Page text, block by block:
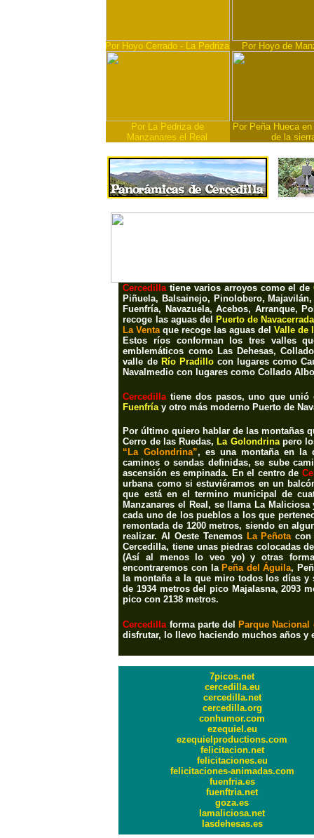
Por Hoyo Cerrado - La Pedriza Por Hoyo de
Por La Pedriza de
Manzanares el Real
Por Peña Hueca
de la
Cercedillatiene varios arroyos como el de
Piñuela, Balsainejo, Pinolobero,
Fuenfría, Navazuela, Acebos, Arranque,
recoge las aguas del
Puerto de Navacerrada
La Ventaque recoge las aguas delValle de
Estos ríos conforman los tres valles
emblemáticos como Las Dehesas,
valle de Río Pradillocon lugares como
Navalmedio con lugares comoCollado
Cercedillatiene dos pasos, uno que unió
Fuenfríay otro más moderno Puerto de
Por último quiero hablar de las montañas
Cerro de las Ruedas, La Golondrinapero
“La Golondrina”, es una montaña en la
caminos o sendas definidas, se sube
ascensión es empinada. En el centro de
urbana como si estuviéramos en un
que está en el termino municipal de
Manzanares el Real, se llama La
cada uno de los pueblos a los que
remontada de 1200 metros, siendo en
realizar. Al Oeste Tenemos La Peñotacon
Cercedilla, tiene unas piedras colocadas
(Así al menos lo veo yo) y otras
encontraremos con la Peña del Águila,
la montaña a la que miro todos los días
de 1934 metros del pico Majalasna, 2093
pico con 2138 metros.
Cercedillaforma parte del
Parque
disfrutar, lo llevo haciendo muchos años y
7picos.net
cercedilla.eu
cercedilla.net
cercedilla.org
conhumor.com
ezequiel.eu
ezequielproductions.com
felicitacion.net
felicitaciones.eu
felicitaciones-animadas.com
fuenfria.es
fuenftria.net
goza.es
lamaliciosa.net
lasdehesas.es